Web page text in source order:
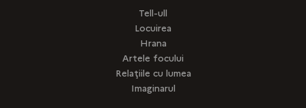
Tell-ull
Locuirea
Hrana
Artele focului
Relaţiile cu lumea
Imaginarul